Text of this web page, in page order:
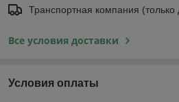
Транспортная компания
Все условия доставки
Условия оплаты